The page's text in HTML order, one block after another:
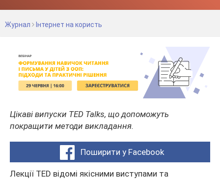
Журнал Інтернет на користь
Цікаві випуски TED Talks, що допоможуть
покращити методи викладання.
Поширити у Facebook
Лекції TED відомі якісними виступами та